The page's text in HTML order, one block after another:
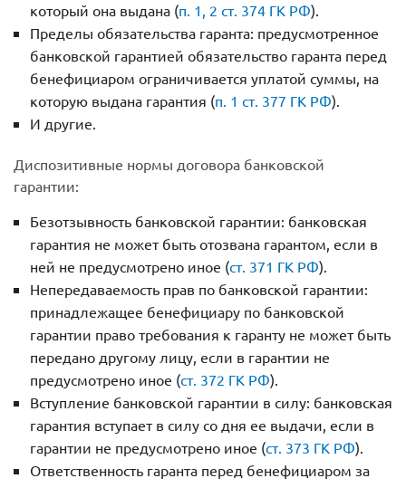
который она выдана (п. 1, 2 ст. 374 ГК РФ).
Пределы обязательства гаранта: предусмотренное
банковской гарантией обязательство гаранта перед
бенефициаром ограничивается уплатой суммы, на
которую выдана гарантия (п. 1 ст. 377 ГК РФ).
И другие.
Диспозитивные нормы договора банковской
гарантии:
Безотзывность банковской гарантии: банковская
гарантия не может быть отозвана гарантом, если в
ней не предусмотрено иное (ст. 371 ГК РФ).
Непередаваемость прав по банковской гарантии:
принадлежащее бенефициару по банковской
гарантии право требования к гаранту не может быть
передано другому лицу, если в гарантии не
предусмотрено иное (ст. 372 ГК РФ).
Вступление банковской гарантии в силу: банковская
гарантия вступает в силу со дня ее выдачи, если в
гарантии не предусмотрено иное (ст. 373 ГК РФ).
Ответственность гаранта перед бенефициаром за